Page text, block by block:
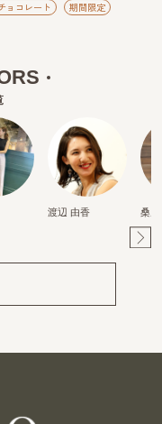
ョコレート
期間限定
渡辺 由香 桑原